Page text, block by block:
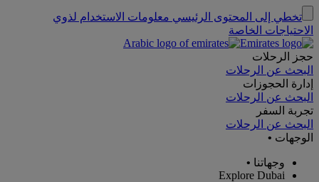
تخطي إلى المحتوى الرئيسي معلومات الاستخدام لذوي
الاحتياجات الخاصة
حجز الرحلات
البحث عن الرحلات
إدارة الحجوزات
البحث عن الرحلات
تجربة السفر
البحث عن الرحلات
الوجهات •
وجهاتنا •
Explore Dubai